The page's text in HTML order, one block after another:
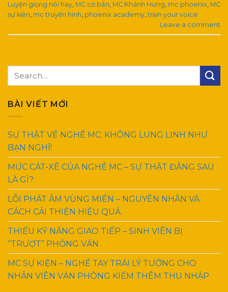
Luyện giọng nói hay, MC cơ bản, MC Khánh Hưng, mc phoenix, MC
sự kiện, mc truyền hình, phoenix academy,train your voice
Leave a comment
BÀI VIẾT MỚI
SỰ THẬT VỀ NGHỀ MC: KHÔNG LUNG LINH NHƯ
BẠN NGHĨ!
MỨC CÁT-XÊ CỦA NGHỀ MC – SỰ THẬT ĐẰNG SAU
LÀ GÌ?
LỖI PHÁT ÂM VÙNG MIỀN – NGUYÊN NHÂN VÀ
CÁCH CẢI THIỆN HIỆU QUẢ
THIẾU KỸ NĂNG GIAO TIẾP – SINH VIÊN BỊ
“TRƯỢT” PHỎNG VẤN
MC SỰ KIỆN – NGHỀ TAY TRÁI LÝ TƯỞNG CHO
NHÂN VIÊN VĂN PHÒNG KIẾM THÊM THU NHẬP